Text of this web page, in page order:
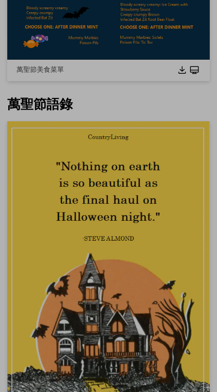
點擊下載並使用此範本。
這個
eddx檔案需要在 EdrawMax 中開啟。
如果你還沒有 EdrawMax，可以從
EdrawMax免費下載
以下
你也可以從
萬聖節美食菜單
萬聖節語錄